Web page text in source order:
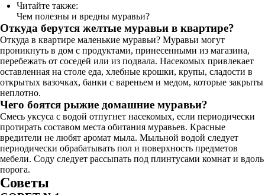
Читайте также:
Чем полезны и вредны муравьи?
Откуда берутся желтые муравьи в квартире?
Откуда в квартире маленькие муравьи? Муравьи могут
проникнуть в дом с продуктами, принесенными из магазина,
перебежать от соседей или из подвала. Насекомых привлекает
оставленная на столе еда, хлебные крошки, крупы, сладости в
открытых вазочках, банки с вареньем и медом, которые закрыты
неплотно.
Чего боятся рыжие домашние муравьи?
Смесь уксуса с водой отпугнет насекомых, если периодически
протирать составом места обитания муравьев. Красные
вредители не любят аромат мыла. Мыльной водой следует
периодически обрабатывать пол и поверхность предметов
мебели. Соду следует рассыпать под плинтусами комнат и вдоль
порога.
Советы